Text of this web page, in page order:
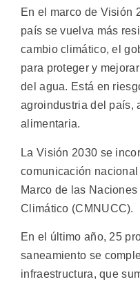
En el marco de Visión
país se vuelva más
cambio climático, el
para proteger y
del agua. Está en
agroindustria del país,
alimentaria.
La Visión 2030 se
comunicación
Marco de las
Climático (CMNUCC).
En el último año, 25
saneamiento se
infraestructura, que